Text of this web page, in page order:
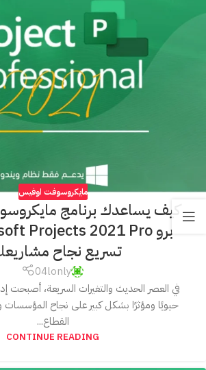
مايكروسوفت اوفيس
كيف يساعدك برنامج
تسريع نجاح
04lonly
في العصر الحديث والتغيرات السريعة، أصبحت
حيويًا ومؤثرًا بشكل كبير على نجاح المؤسسات
القطاع...
CONTINUE READING